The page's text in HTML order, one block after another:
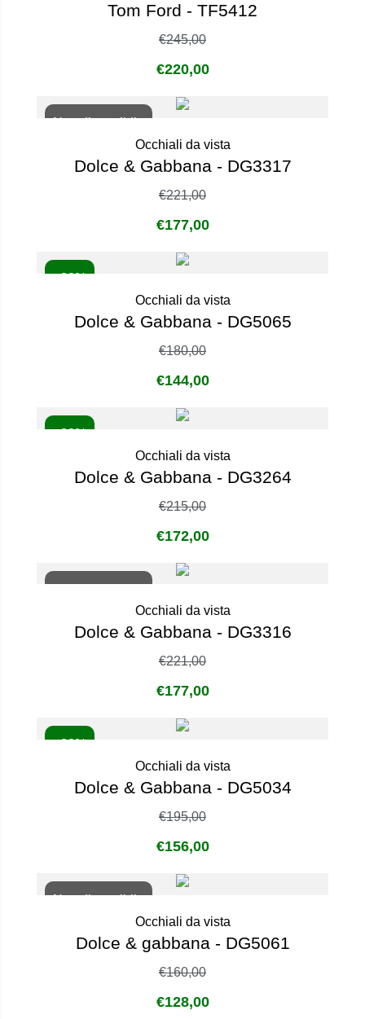
Tom Ford - TF5412
€245,00
€220,00
Non disponibile
Occhiali da vista
Dolce & Gabbana - DG3317
€221,00
€177,00
- 20%
Occhiali da vista
Dolce & Gabbana - DG5065
€180,00
€144,00
- 20%
Occhiali da vista
Dolce & Gabbana - DG3264
€215,00
€172,00
Occhiali da vista
Dolce & Gabbana - DG3316
€221,00
€177,00
Occhiali da vista
Dolce & Gabbana - DG5034
€195,00
€156,00
Non disponibile
Occhiali da vista
Dolce & gabbana - DG5061
€160,00
€128,00